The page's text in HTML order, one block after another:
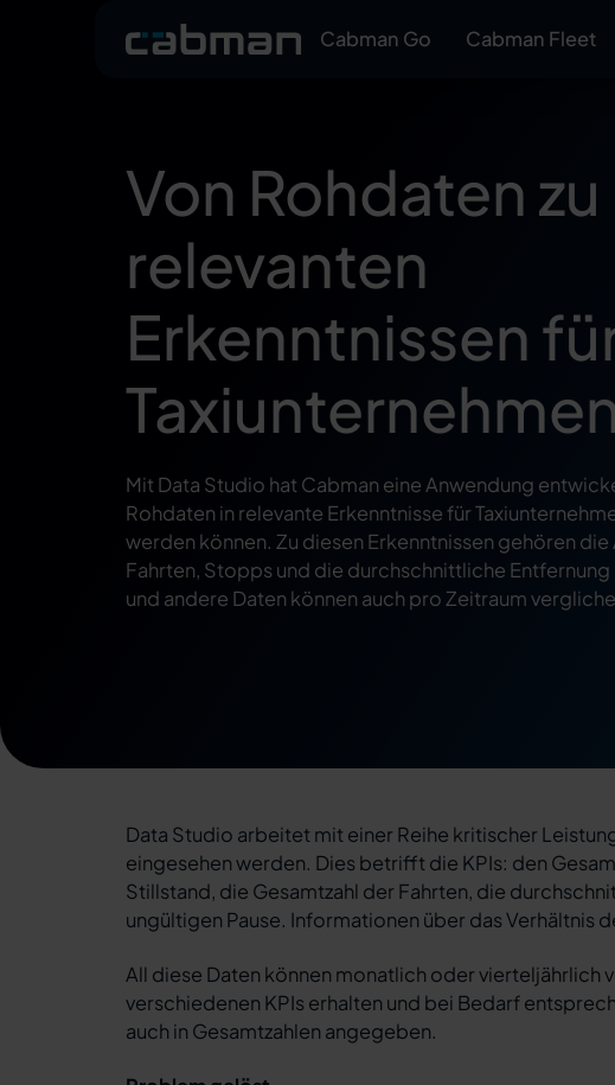
Cabman Go Cabman Fleet
Von Rohdaten zu
relevanten
Erkenntnissen
Mit Data Studio hat Cabman eine Anwendung
Rohdaten in relevante Erkenntnisse für
werden können. Zu diesen Erkenntnissen gehören die
Fahrten, Stopps und die durchschnittliche Entfernung
und andere Daten können auch pro Zeitraum
Data Studio arbeitet mit einer Reihe kritischer
eingesehen werden. Dies betrifft die KPIs: den
Stillstand, die Gesamtzahl der Fahrten, die
ungültigen Pause. Informationen über das Verhältnis
All diese Daten können monatlich oder vierteljährlich
verschiedenen KPIs erhalten und bei Bedarf
auch in Gesamtzahlen angegeben.